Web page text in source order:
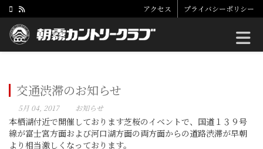
アクセス プライバシーポリシー
交通渋滞のお知らせ
5月 04, 2017 お知らせ
本栖湖付近で開催しております芝桜のイベントで、国道１３９号
線が富士宮方面および河口湖方面の両方面からの道路渋滞が早朝
より相当激しくなっております。